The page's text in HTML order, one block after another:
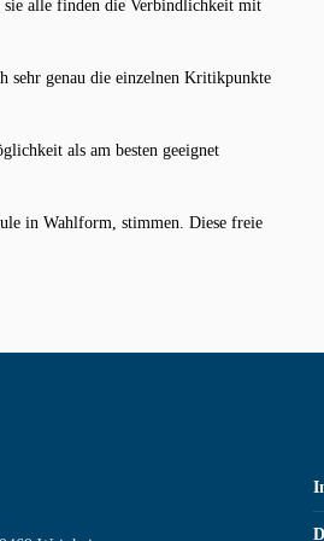
sie alle finden die Verbindlichkeit mit
sehr genau die einzelnen Kritikpunkte
als am besten geeignet
in Wahlform, stimmen. Diese freie